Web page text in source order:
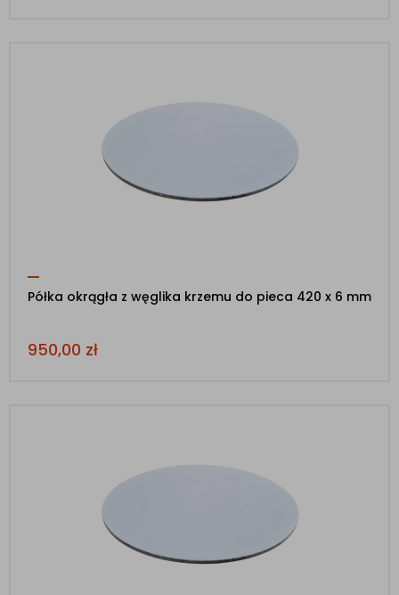
Półka okrągła z węglika krzemu do pieca 420 x 6 mm
950,00 zł